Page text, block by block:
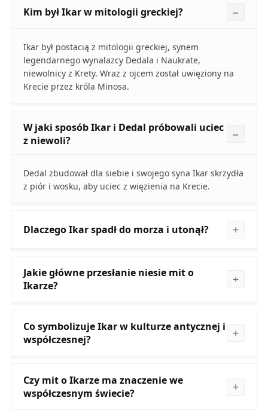
Kim był Ikar w mitologii greckiej?
Ikar był postacią z mitologii greckiej, synem
legendarnego wynalazcy Dedala i Naukrate,
niewolnicy z Krety. Wraz z ojcem został uwięziony na
Krecie przez króla Minosa.
W jaki sposób Ikar i Dedal próbowali uciec
z niewoli?
Dedal zbudował dla siebie i swojego syna Ikar skrzydła
z piór i wosku, aby uciec z więzienia na Krecie.
Dlaczego Ikar spadł do morza i utonął?
Jakie główne przesłanie niesie mit o
Ikarze?
Co symbolizuje Ikar w kulturze antycznej i
współczesnej?
Czy mit o Ikarze ma znaczenie we
współczesnym świecie?